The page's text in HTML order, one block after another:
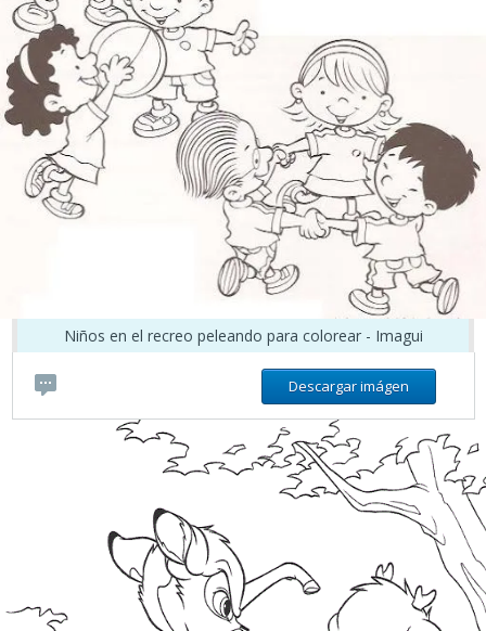
Niños en el recreo peleando para colorear - Imagui
Descargar imágen